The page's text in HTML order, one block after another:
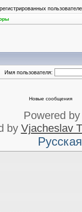
Имя пользователя:
Новые сообщения
Powered
by Vjacheslav